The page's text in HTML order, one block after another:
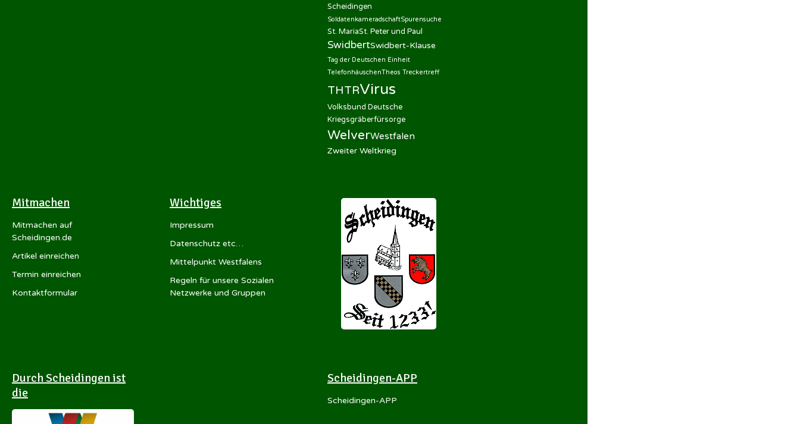
Scheidingen
SoldatenkameradschaftSpurensuche
St. MariaSt. Peter und Paul
SwidbertSwidbert-Klause
Tag der Deutschen Einheit
TelefonhäuschenTheos Treckertreff
THTRVirus
Volksbund Deutsche
Kriegsgräberfürsorge
WelverWestfalen
Zweiter Weltkrieg
Mitmachen
Mitmachen auf
Scheidingen.de
Artikel einreichen
Termin einreichen
Kontaktformular
Wichtiges
Impressum
Datenschutz etc…
Mittelpunkt Westfalens
Regeln für unsere Sozialen
Netzwerke und Gruppen
Durch Scheidingen ist
die
Scheidingen-APP
Scheidingen-APP